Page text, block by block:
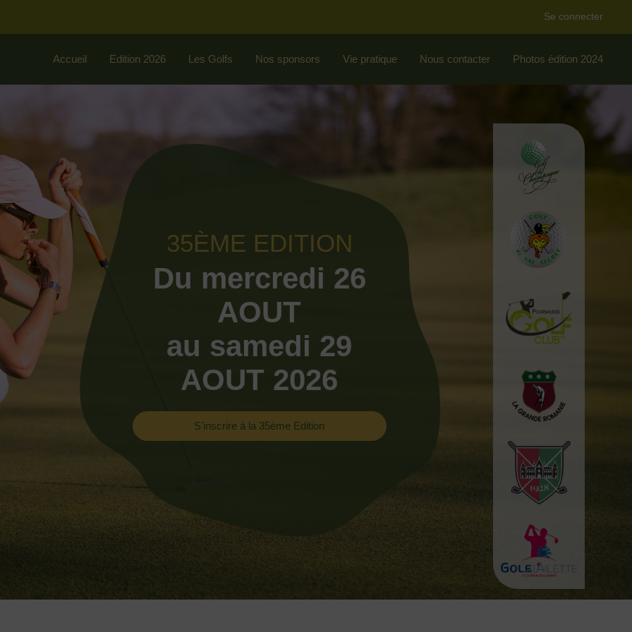
Se connecter
Accueil Edition 2026 Les Golfs Nos sponsors Vie pratique Nous contacter Photos édition 2024
35ÈME EDITION
Du mercredi 26
AOUT
au samedi 29
AOUT 2026
S'inscrire à la 35ème Edition